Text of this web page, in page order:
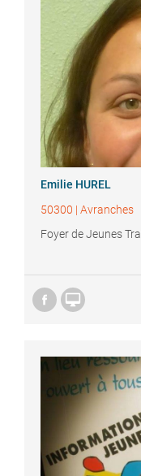
Emilie HUREL
50300 | Avranches
Foyer de Jeunes
